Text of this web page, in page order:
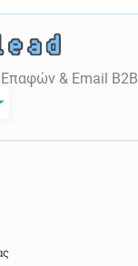
& Email B2B